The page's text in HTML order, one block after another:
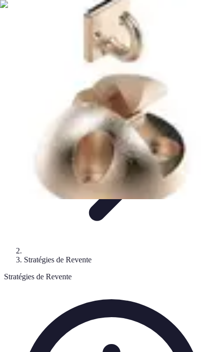
Revente Cadeaux Noël
Conseils pratiquesAstuces de
Évaluation et Prix
Stratégies de Revente
Stratégies de Revente